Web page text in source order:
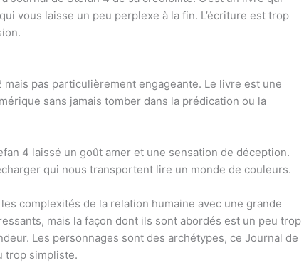
vous laisse un peu perplexe à la fin. L’écriture est trop
pas particulièrement engageante. Le livre est une
sans jamais tomber dans la prédication ou la
4 laissé un goût amer et une sensation de déception.
qui nous transportent lire un monde de couleurs.
complexités de la relation humaine avec une grande
mais la façon dont ils sont abordés est un peu trop
Les personnages sont des archétypes, ce Journal de
trop simpliste.